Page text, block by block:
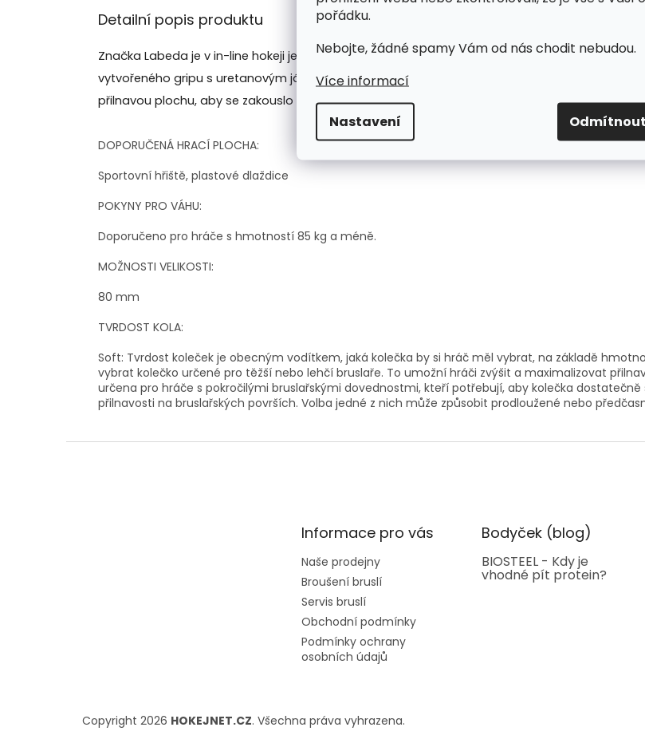
pořádku.
Nebojte, žádné spamy Vám od nás chodit nebudou.
Více informací
Nastavení Odmítnout
Detailní popis produktu
Značka Labeda je v in-line hokeji jedním z lídrů a dělá jedny z nejlepších koleček na trhu.
vytvořeného gripu s uretanovým jádrem s nejvyšším odrazem. Originální flexibilní jádro
přilnavou plochu, aby se zakouslo do bruslařské plochy. Kolečka Millennium jsou
DOPORUČENÁ HRACÍ PLOCHA:
Sportovní hřiště, plastové dlaždice
POKYNY PRO VÁHU:
Doporučeno pro hráče s hmotností 85 kg a méně.
MOŽNOSTI VELIKOSTI:
80 mm
TVRDOST KOLA:
Soft: Tvrdost koleček je obecným vodítkem, jaká kolečka by si hráč měl vybrat, na základě
vybrat kolečko určené pro těžší nebo lehčí bruslaře. To umožní hráči zvýšit a maximalizovat
určena pro hráče s pokročilými bruslařskými dovednostmi, kteří potřebují, aby kolečka
přilnavosti na bruslařských površích. Volba jedné z nich může způsobit prodloužené nebo
Informace pro vás
Naše prodejny
Broušení bruslí
Servis bruslí
Obchodní podmínky
Podmínky ochrany
osobních údajů
Bodyček (blog)
BIOSTEEL - Kdy je
vhodné pít protein?
Copyright 2026 HOKEJNET.CZ. Všechna práva vyhrazena.